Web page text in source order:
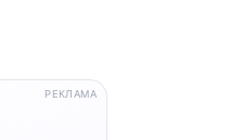
РЕКЛАМА